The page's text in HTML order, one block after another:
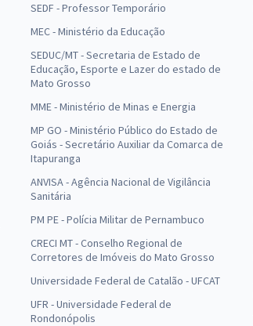
SEDF - Professor Temporário
MEC - Ministério da Educação
SEDUC/MT - Secretaria de Estado de
Educação, Esporte e Lazer do estado de
Mato Grosso
MME - Ministério de Minas e Energia
MP GO - Ministério Público do Estado de
Goiás - Secretário Auxiliar da Comarca de
Itapuranga
ANVISA - Agência Nacional de Vigilância
Sanitária
PM PE - Polícia Militar de Pernambuco
CRECI MT - Conselho Regional de
Corretores de Imóveis do Mato Grosso
Universidade Federal de Catalão - UFCAT
UFR - Universidade Federal de
Rondonópolis